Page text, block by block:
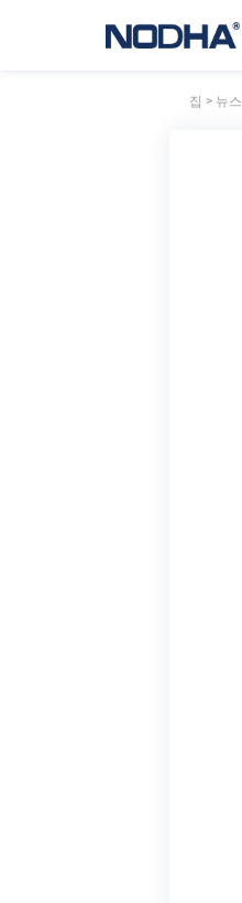
집 > 뉴스